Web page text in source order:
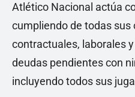
Atlético Nacional actúa
cumpliendo de todas sus
contractuales, laborales
deudas pendientes con
incluyendo todos sus